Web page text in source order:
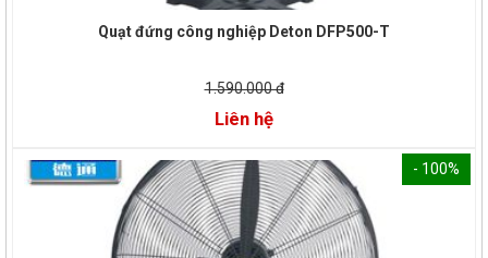
Quạt đứng công nghiệp Deton DFP500-T
1.590.000 đ
Liên hệ
- 100%